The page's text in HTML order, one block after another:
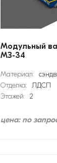
Модульный
МЗ-34
Материал:
Отделка:
ЛДСП
Этажей:
2
цена: по